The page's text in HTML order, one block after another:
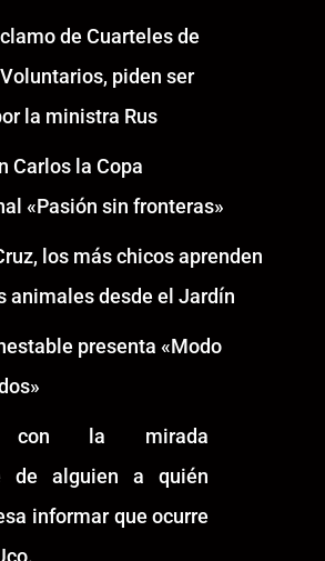
de Cuarteles de
piden ser
la ministra Rus
Carlos la Copa
«Pasión sin fronteras»
los más chicos aprenden
animales desde el Jardín
presenta «Modo
con la mirada
de alguien a quién
informar que ocurre